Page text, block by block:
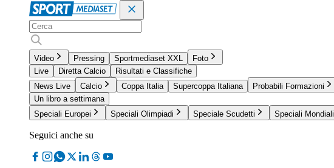
Video Pressing Sportmediaset XXL
Foto
Live
Diretta Calcio
Risultati e Classifiche
News Live
Calcio Coppa Italia Supercoppa Italiana Probabili Formazioni
Un libro a settimana
Speciali Europei
Speciali Olimpiadi Speciale Scudetti Speciali Mondiali
Seguici anche su